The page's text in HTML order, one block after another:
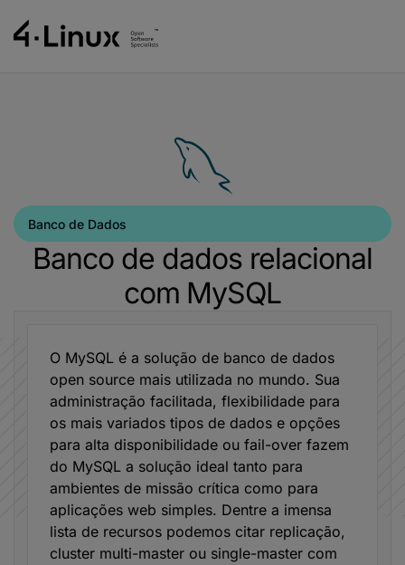
Banco de dados relacional
com MySQL
Banco de Dados
O MySQL é a solução de banco de dados
open source mais utilizada no mundo. Sua
administração facilitada, flexibilidade para
os mais variados tipos de dados e opções
para alta disponibilidade ou fail-over fazem
do MySQL a solução ideal tanto para
ambientes de missão crítica como para
aplicações web simples. Dentre a imensa
lista de recursos podemos citar replicação,
cluster multi-master ou single-master com